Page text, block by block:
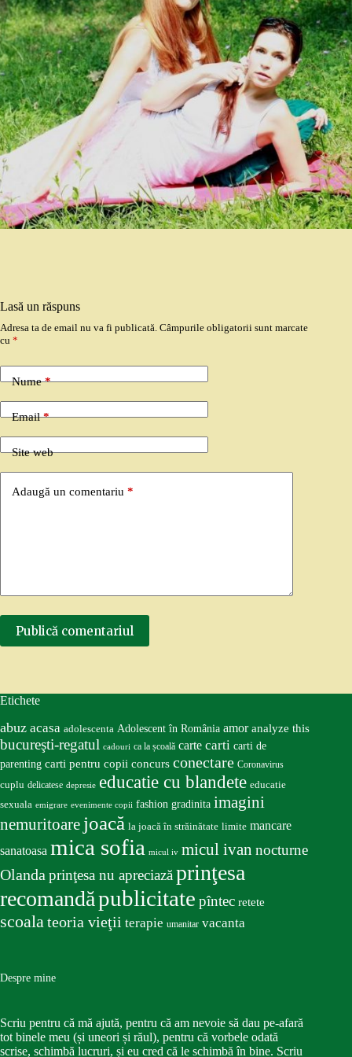
Lasă un răspuns
Adresa ta de email nu va fi publicată. Câmpurile obligatorii sunt marcate
cu *
Nume*
Email*
Site web
Adaugă un comentariu *
Publică comentariul
Etichete
abuz acasa adolescenta Adolescent în România amor analyze this
bucureşti-regatul cadouri ca la școală carte carti carti de
parenting carti pentru copii concurs conectare Coronavirus
cuplu delicatese depresie educatie cu blandete educatie
sexuala emigrare evenimente copii fashion gradinita imagini
nemuritoare joacă la joacă în străinătate limite mancare
sanatoasa mica sofia micul iv micul ivan nocturne
Olandaprinţesa nu apreciazăprinţesa
recomandăpublicitate pîntec retete
scoalateoria vieţii terapie umanitar vacanta
Despre mine
Scriu pentru că mă ajută, pentru că am nevoie să dau pe-afară
tot binele meu (și uneori și răul), pentru că vorbele odată
scrise, schimbă lucruri, și eu cred că le schimbă în bine. Scriu